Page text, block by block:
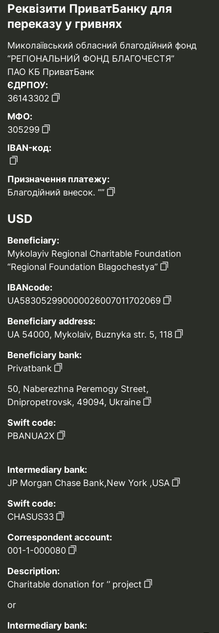
Реквізити ПриватБанку для
переказу у гривнях
Миколаївський обласний благодійний фонд
“РЕГІОНАЛЬНИЙ ФОНД БЛАГОЧЕСТЯ”
ПАО КБ ПриватБанк
ЄДРПОУ:
36143302
МФО:
305299
IBAN-код:
Призначення платежу:
Благодійний внесок. “”
USD
Beneficiary:
Mykolayiv Regional Charitable Foundation
“Regional Foundation Blagochestya”
IBANcode:
UA583052990000026007011702069
Beneficiary address:
UA 54000, Mykolaiv, Buznyka str. 5, 118
Beneficiary bank:
Privatbank
50, Naberezhna Peremogy Street,
Dnipropetrovsk, 49094, Ukraine
Swift code:
PBANUA2X
Intermediary bank:
JP Morgan Chase Bank,New York ,USA
Swift code:
CHASUS33
Correspondent account:
001-1-000080
Description:
Charitable donation for ‘’ project
or
Intermediary bank: